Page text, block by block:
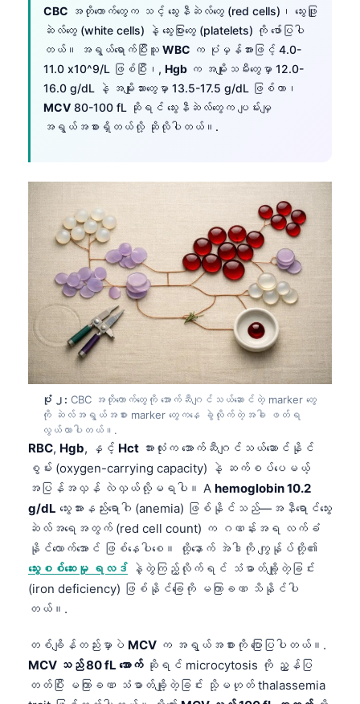
CBC အတိုကောက်တွေက သင့် သွေးနီဆဲလ်တွေ (red cells)၊ သွေးဖြူ
ဆဲလ်တွေ (white cells) နဲ့ သွေးပြားတွေ (platelets) ကို ဖော်ပြပါ
တယ်။ အရွယ်ရောက်ပြီးသူ WBC က ပုံမှန်အားဖြင့် 4.0-
11.0 x10^9/L ဖြစ်ပြီး၊, Hgb က အမျိုးသမီးတွေမှာ 12.0-
16.0 g/dL နဲ့ အမျိုးသားတွေမှာ 13.5-17.5 g/dL ဖြစ်ကာ၊
MCV 80-100 fL ဆိုရင် သွေးနီဆဲလ်တွေက ပျမ်းမျှ
အရွယ်အစားရှိတယ်လို့ ဆိုလိုပါတယ်။.
ပုံ ၂: CBC အတိုကောက်တွေကို အောက်ဆီဂျင်သယ်ဆောင်တဲ့ marker တွေ
ကို ဆဲလ်အရွယ်အစား marker တွေကနေ ခွဲလိုက်တဲ့အခါ ဖတ်ရ
လွယ်လာပါတယ်။.
RBC, Hgb, နှင့် Hct အားလုံးက အောက်ဆီဂျင်သယ်ဆောင်နိုင်
စွမ်း (oxygen-carrying capacity) နဲ့ ဆက်စပ်ပေမယ့်
အပြန်အလှန် လဲလှယ်လို့မရပါ။ A hemoglobin 10.2
g/dL သွေးအားနည်းရောဂါ (anemia) ဖြစ်နိုင်သည်—အနီရောင်သွေး
ဆဲလ်အရေအတွက် (red cell count) က ဂဏန်းအရ လက်ခံ
နိုင်လောက်အောင် ဖြစ်နေပါစေ။ ထို့နောက် အဲဒါကို ကျွန်ုပ်တို့၏
သွေးစစ်ဆေးမှု ရလဒ် နဲ့တွဲကြည့်လိုက်ရင် သံဓာတ်ချို့တဲ့ခြင်း
(iron deficiency) ဖြစ်နိုင်ခြေကို မကြာခဏ သိနိုင်ပါ
တယ်။.
တစ်ချိန်တည်းမှာပဲ MCV က အရွယ်အစားကို ပြောပြပါတယ်။.
MCV သည် 80 fL အောက်ဆိုရင် microcytosis ကို ညွှန်ပြ
တတ်ပြီး မကြာခဏ သံဓာတ်ချို့တဲ့ခြင်း သို့မဟုတ် thalassemia